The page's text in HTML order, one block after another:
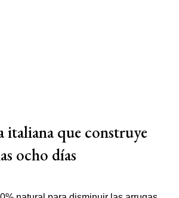
italiana que construye
ocho días